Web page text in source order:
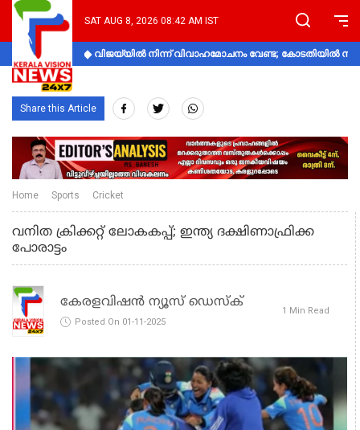
SAT AUG 8, 2026 08:42 AM IST
വിജയ്‌യിൽ നിന്ന് വിവാഹമോചനം വേണ്ട; കോടതിയിൽ
Share this Article
Home Sports Cricket
വനിത ക്രിക്കറ്റ് ലോകകപ്പ്; ഇന്ത്യ ദക്ഷിണാഫ്രിക്ക
പോരാട്ടം
കേരളവിഷൻ ന്യൂസ് ഡെസ്‌ക്
Posted On 01-11-2025
1 Min Read